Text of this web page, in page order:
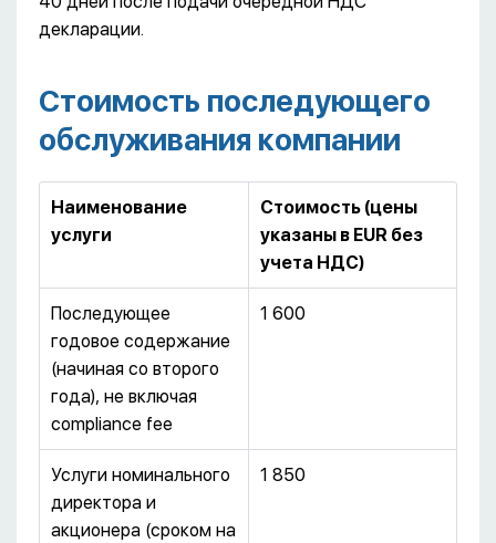
декларации.
Стоимость последующего
обслуживания компании
Наименование
услуги
Стоимость (цены
указаны в EUR без
учета НДС)
Последующее
годовое содержание
(начиная со второго
года), не включая
compliance fee
1 600
Услуги номинального
директора и
акционера (сроком на
1 850